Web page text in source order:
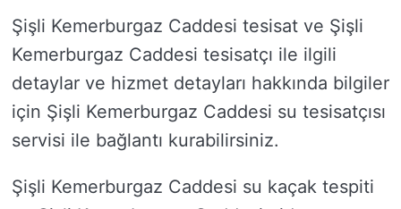
Şişli Kemerburgaz Caddesi tesisat ve Şişli
Kemerburgaz Caddesi tesisatçı ile ilgili
detaylar ve hizmet detayları hakkında bilgiler
için Şişli Kemerburgaz Caddesi su tesisatçısı
servisi ile bağlantı kurabilirsiniz.
Şişli Kemerburgaz Caddesi su kaçak tespiti